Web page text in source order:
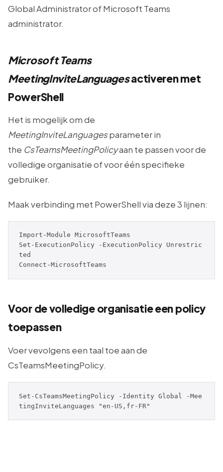
Global Administrator of Microsoft Teams
administrator.
Microsoft Teams
MeetingInviteLanguagesactiveren met
PowerShell
Het is mogelijk om de
MeetingInviteLanguagesparameter in
the CsTeamsMeetingPolicyaan te passen voor de
volledige organisatie of voor één specifieke
gebruiker.
Maak verbinding met PowerShell via deze 3 lijnen:
Import-Module MicrosoftTeams
Set-ExecutionPolicy -ExecutionPolicy Unrestric
ted
Connect-MicrosoftTeams
Voor de volledige organisatie een policy
toepassen
Voer vevolgens een taal toe aan de
CsTeamsMeetingPolicy.
Set-CsTeamsMeetingPolicy -Identity Global -Mee
tingInviteLanguages "en-US,fr-FR"